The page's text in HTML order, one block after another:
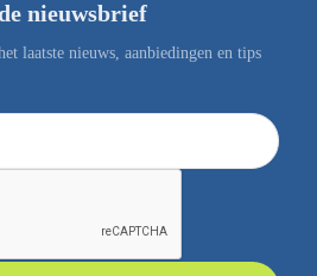
nieuwsbrief
laatste nieuws, aanbiedingen en tips